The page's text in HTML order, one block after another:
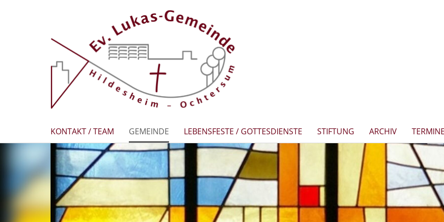
KONTAKT / TEAM GEMEINDE LEBENSFESTE / GOTTESDIENSTE STIFTUNG ARCHIV